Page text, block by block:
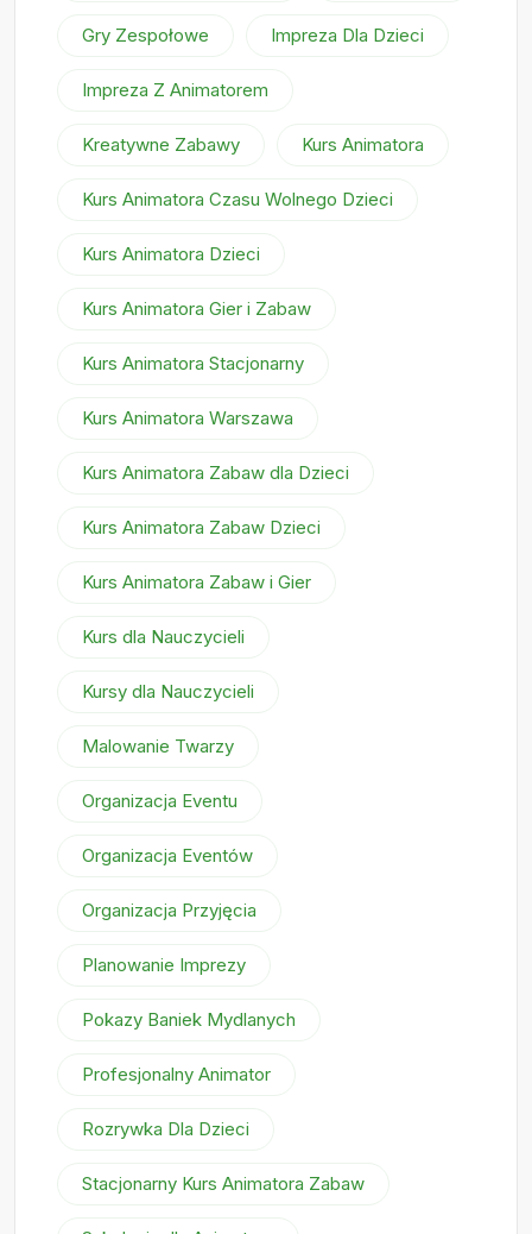
Gry Zespołowe Impreza Dla Dzieci
Impreza Z Animatorem
Kreatywne Zabawy Kurs Animatora
Kurs Animatora Czasu Wolnego Dzieci
Kurs Animatora Dzieci
Kurs Animatora Gier i Zabaw
Kurs Animatora Stacjonarny
Kurs Animatora Warszawa
Kurs Animatora Zabaw dla Dzieci
Kurs Animatora Zabaw Dzieci
Kurs Animatora Zabaw i Gier
Kurs dla Nauczycieli
Kursy dla Nauczycieli
Malowanie Twarzy
Organizacja Eventu
Organizacja Eventów
Organizacja Przyjęcia
Planowanie Imprezy
Pokazy Baniek Mydlanych
Profesjonalny Animator
Rozrywka Dla Dzieci
Stacjonarny Kurs Animatora Zabaw